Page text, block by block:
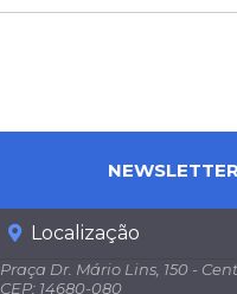
NEWSLETTER
Localização
Praça Dr. Mário Lins, 150 -
CEP: 14680-080